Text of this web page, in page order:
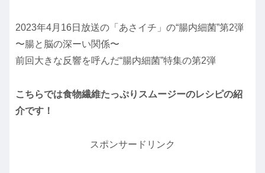
2023年4月16日放送の「あさイチ」の“腸内細菌”第2弾
〜腸と脳の深ーい関係〜
前回大きな反響を呼んだ“腸内細菌”特集の第2弾
こちらでは食物繊維たっぷりスムージーのレシピの紹
介です！
スポンサードリンク